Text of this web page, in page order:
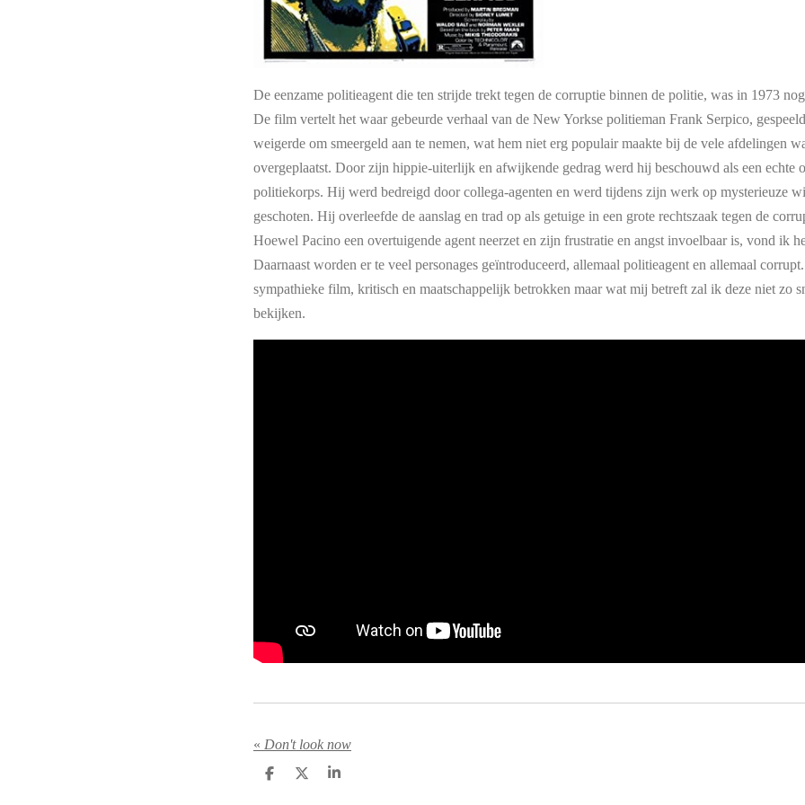
De eenzame politieagent die ten strijde trekt tegen de corruptie binnen de politie, was in 1973
De film vertelt het waar gebeurde verhaal van de New Yorkse politieman Frank Serpico,
weigerde om smeergeld aan te nemen, wat hem niet erg populair maakte bij de vele afdelingen
overgeplaatst. Door zijn hippie-uiterlijk en afwijkende gedrag werd hij beschouwd als een echte
politiekorps. Hij werd bedreigd door collega-agenten en werd tijdens zijn werk op mysterieuze
geschoten. Hij overleefde de aanslag en trad op als getuige in een grote rechtszaak tegen de
Hoewel Pacino een overtuigende agent neerzet en zijn frustratie en angst invoelbaar is, vond ik
Daarnaast worden erte veel personages geïntroduceerd, allemaal politieagent en allemaal
sympathieke film, kritisch en maatschappelijk betrokken maar wat mij betreft zal ik deze niet zo
bekijken.
« Don't look now
D
D
S